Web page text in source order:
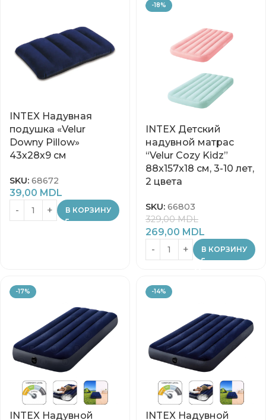
INTEX Надувная
подушка «Velur
Downy Pillow»
43х28х9 см
SKU: 68672
39,00 MDL
В КОРЗИНУ
-18%
INTEX Детский
надувной матрас
“Velur Cozy Kidz”
88x157x18 см, 3-10 лет,
2 цвета
SKU: 66803
329,00MDL
269,00 MDL
В КОРЗИНУ
-17%
INTEX Надувной
-14%
INTEX Надувной